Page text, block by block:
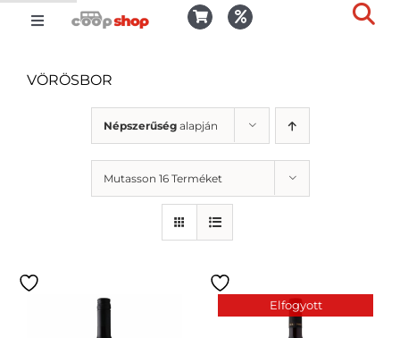
Kihagyás
Toggle
Bejelentkezés
VÖRÖSBOR
Népszerűségalapján
Mutasson 16 Terméket
Elfogyott